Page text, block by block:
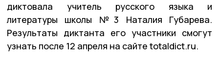
диктовала учитель русского языка и
литературы школы №3 Наталия Губарева.
Результаты диктанта его участники смогут
узнать после 12 апреля на сайте totaldict.ru.